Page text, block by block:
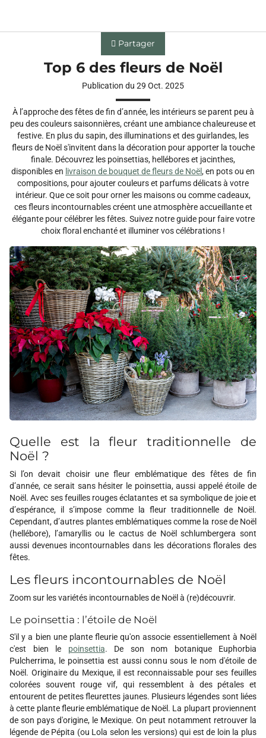
Partager
Top 6 des fleurs de Noël
Publication du 29 Oct. 2025
À l’approche des fêtes de fin d’année, les intérieurs se parent peu à
peu des couleurs saisonnières, créant une ambiance chaleureuse et
festive. En plus du sapin, des illuminations et des guirlandes, les
fleurs de Noël s'invitent dans la décoration pour apporter la touche
finale. Découvrez les poinsettias, hellébores et jacinthes,
disponibles en livraison de bouquet de fleurs de Noël, en pots ou en
compositions, pour ajouter couleurs et parfums délicats à votre
intérieur. Que ce soit pour orner les maisons ou comme cadeaux,
ces fleurs incontournables créent une atmosphère accueillante et
élégante pour célébrer les fêtes. Suivez notre guide pour faire votre
choix floral enchanté et illuminer vos célébrations !
Quelle est la fleur traditionnelle de
Noël ?
Si l’on devait choisir une fleur emblématique des fêtes de fin
d’année, ce serait sans hésiter le poinsettia, aussi appelé étoile de
Noël. Avec ses feuilles rouges éclatantes et sa symbolique de joie et
d’espérance, il s’impose comme la fleur traditionnelle de Noël.
Cependant, d’autres plantes emblématiques comme la rose de Noël
(hellébore), l’amaryllis ou le cactus de Noël schlumbergera sont
aussi devenues incontournables dans les décorations florales des
fêtes.
Les fleurs incontournables de Noël
Zoom sur les variétés incontournables de Noël à (re)découvrir.
Le poinsettia : l’étoile de Noël
S'il y a bien une plante fleurie qu'on associe essentiellement à Noël
c'est bien le poinsettia. De son nom botanique Euphorbia
Pulcherrima, le poinsettia est aussi connu sous le nom d'étoile de
Noël. Originaire du Mexique, il est reconnaissable pour ses feuilles
colorées souvent rouge vif, qui ressemblent à des pétales et
entourent de petites fleurettes jaunes. Plusieurs légendes sont liées
à cette plante fleurie emblématique de Noël. La plupart proviennent
de son pays d'origine, le Mexique. On peut notamment retrouver la
légende de Pépita (ou Lola selon les versions) qui est de loin la plus